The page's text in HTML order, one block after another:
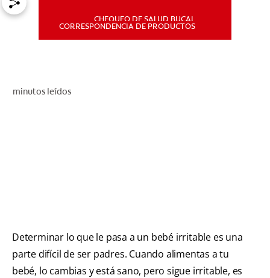
CHEQUEO DE SALUD BUCAL
CORRESPONDENCIA DE PRODUCTOS
minutos leídos
Determinar lo que le pasa a un bebé irritable es una
parte difícil de ser padres. Cuando alimentas a tu
bebé, lo cambias y está sano, pero sigue irritable, es